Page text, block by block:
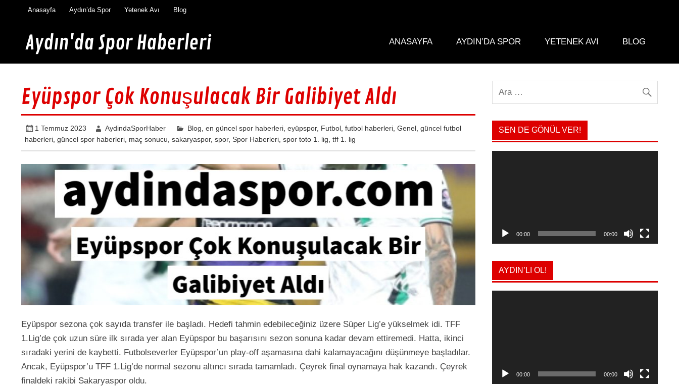
Anasayfa Aydın’da Spor Yetenek Avı Blog
Aydın'da Spor Haberleri
Aydın'da en güncel spor haberleri burada
ANASAYFA AYDIN’DA SPOR YETENEK AVI BLOG
Eyüpspor Çok Konuşulacak Bir Galibiyet Aldı
1 Temmuz 2023 AydindaSporHaber Blog en güncel spor haberleri, eyüpspor, Futbol, futbol haberleri, Genel, güncel futbol
haberleri ,güncel spor haberleri maç sonucu ,sakaryaspor,spor,Spor Haberleri ,spor toto 1. lig ,tff 1. lig
Eyüpspor sezona çok sayıda transfer ile başladı. Hedefi tahmin edebileceğiniz üzere Süper Lig’e yükselmek idi. TFF
1.Lig’de çok uzun süre ilk sırada yer alan Eyüpspor bu başarısını sezon sonuna kadar devam ettiremedi. Hatta, ikinci
sıradaki yerini de kaybetti. Futbolseverler Eyüpspor’un play-off aşamasına dahi kalamayacağını düşünmeye başladılar.
Ancak, Eyüpspor’u TFF 1.Lig’de normal sezonu altıncı sırada tamamladı. Çeyrek final oynamaya hak kazandı. Çeyrek
finaldeki rakibi Sakaryaspor oldu.
SEN DE GÖNÜL VER!
Video
00:00 00:00
AYDIN’LI OL!
00:00 00:00